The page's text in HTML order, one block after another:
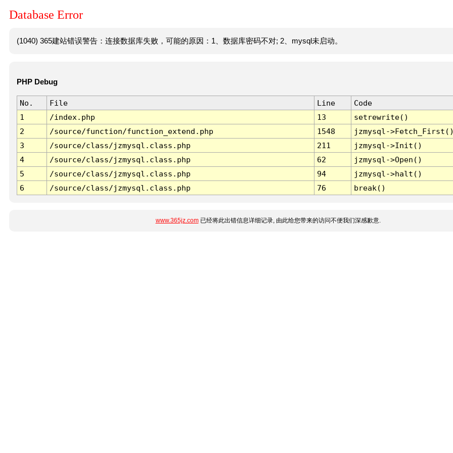
Database Error
(1040) 365建站错误警告：连接数据库失败，可能的原因：1、数据库密码不对; 2、mysql未启动。
PHP Debug
No. File Line
Code
1
/index.php 13
setrewrite()
2
/source/function/function_extend.php 1548
jzmysql-
3
/source/class/jzmysql.class.php 211
jzmysql->Init()
4
/source/class/jzmysql.class.php 62
jzmysql->Open()
5
/source/class/jzmysql.class.php 94
jzmysql->halt()
6
/source/class/jzmysql.class.php 76 break()
www.365jz.com已经将此出错信息详细记录, 由此给您带来的访问不便我们深感歉意.